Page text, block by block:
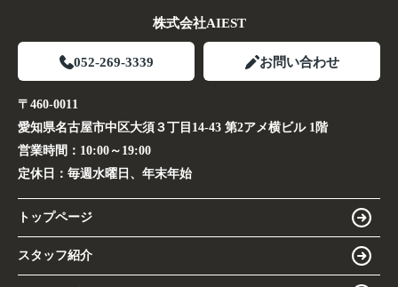
株式会社AIEST
052-269-3339 お問い合わせ
〒460-0011
愛知県名古屋市中区大須３丁目14-43 第2アメ横ビル 1階
営業時間： 10:00～19:00
定休日： 毎週水曜日、年末年始
トップページ
スタッフ紹介